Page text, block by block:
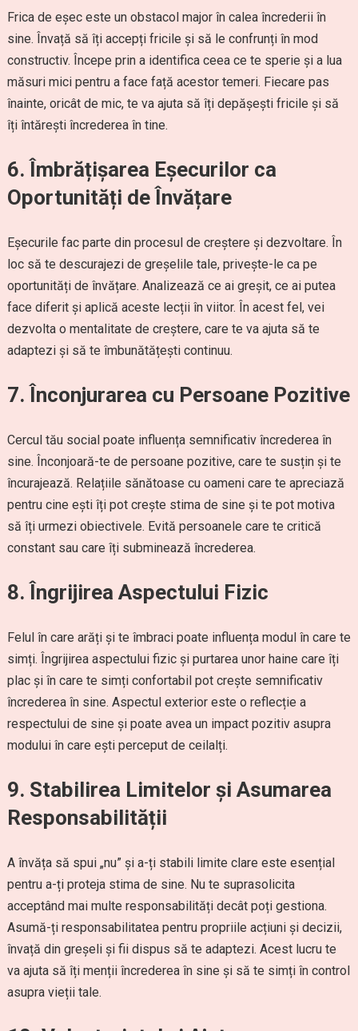
Frica de eșec este un obstacol major în calea încrederii în
sine. Învață să îți accepți fricile și să le confrunți în mod
constructiv. Începe prin a identifica ceea ce te sperie și a lua
măsuri mici pentru a face față acestor temeri. Fiecare pas
înainte, oricât de mic, te va ajuta să îți depășești fricile și să
îți întărești încrederea în tine.
6. Îmbrățișarea Eșecurilor ca
Oportunități de Învățare
Eșecurile fac parte din procesul de creștere și dezvoltare. În
loc să te descurajezi de greșelile tale, privește-le ca pe
oportunități de învățare. Analizează ce ai greșit, ce ai putea
face diferit și aplică aceste lecții în viitor. În acest fel, vei
dezvolta o mentalitate de creștere, care te va ajuta să te
adaptezi și să te îmbunătățești continuu.
7. Înconjurarea cu Persoane Pozitive
Cercul tău social poate influența semnificativ încrederea în
sine. Înconjoară-te de persoane pozitive, care te susțin și te
încurajează. Relațiile sănătoase cu oameni care te apreciază
pentru cine ești îți pot crește stima de sine și te pot motiva
să îți urmezi obiectivele. Evită persoanele care te critică
constant sau care îți subminează încrederea.
8. Îngrijirea Aspectului Fizic
Felul în care arăți și te îmbraci poate influența modul în care te
simți. Îngrijirea aspectului fizic și purtarea unor haine care îți
plac și în care te simți confortabil pot crește semnificativ
încrederea în sine. Aspectul exterior este o reflecție a
respectului de sine și poate avea un impact pozitiv asupra
modului în care ești perceput de ceilalți.
9. Stabilirea Limitelor și Asumarea
Responsabilității
A învăța să spui „nu” și a-ți stabili limite clare este esențial
pentru a-ți proteja stima de sine. Nu te suprasolicita
acceptând mai multe responsabilități decât poți gestiona.
Asumă-ți responsabilitatea pentru propriile acțiuni și decizii,
învață din greșeli și fii dispus să te adaptezi. Acest lucru te
va ajuta să îți menții încrederea în sine și să te simți în control
asupra vieții tale.